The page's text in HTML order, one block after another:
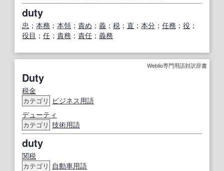
duty
忠 ； 本務 ； 本領 ； 責め ； 義 ； 税 ； 直 ； 本分 ； 任務 ； 役 ；
役目 ； 任 ； 責務 ； 責任 ； 義務
Weblio専門用語対訳辞書
Duty
税金
カテゴリ
ビジネス用語
デューティ
カテゴリ 技術用語
duty
関税
カテゴリ 自動車用語